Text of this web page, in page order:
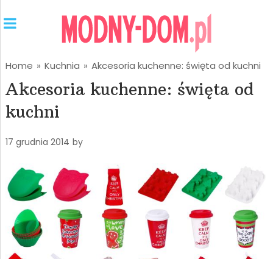
Home » Kuchnia » Akcesoria kuchenne: święta od kuchni
Akcesoria kuchenne: święta od
kuchni
17 grudnia 2014 by